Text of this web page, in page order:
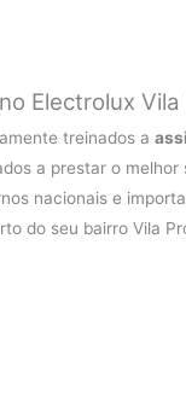
Electrolux
treinados a
a prestar o melhor
nacionais e
do seu bairro Vila